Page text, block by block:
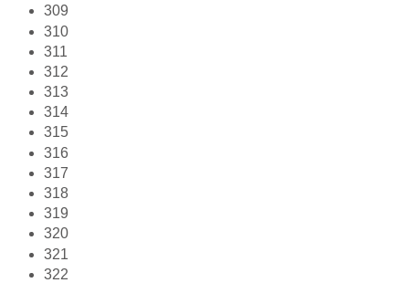
309
310
311
312
313
314
315
316
317
318
319
320
321
322